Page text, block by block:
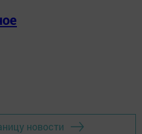
новости